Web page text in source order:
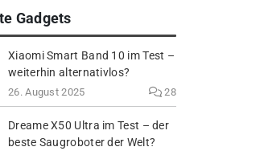
Gadgets
Xiaomi Smart Band 10 im Test –
weiterhin alternativlos?
26. August 2025 28
Dreame X50 Ultra im Test – der
beste Saugroboter der Welt?